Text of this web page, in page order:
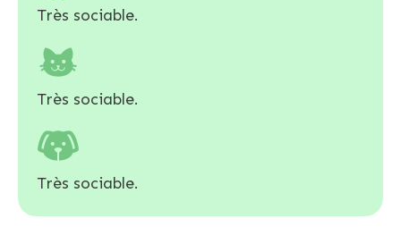
Très sociable.
Très sociable.
Très sociable.